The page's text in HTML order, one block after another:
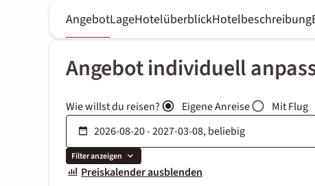
AngebotLageHotelüberblickHotelbeschreibung
Angebot individuell
Wie willst du reisen? Eigene Anreise Mit Flug
Filter anzeigen
Preiskalender ausblenden